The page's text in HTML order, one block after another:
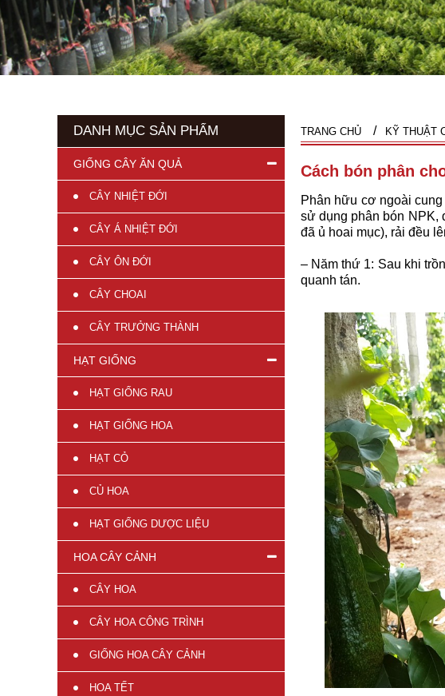
DANH MỤC SẢN PHẨM
GIỐNG CÂY ĂN QUẢ
CÂY NHIỆT ĐỚI
CÂY Á NHIỆT ĐỚI
CÂY ÔN ĐỚI
CÂY CHOAI
CÂY TRƯỞNG THÀNH
HẠT GIỐNG
HẠT GIỐNG RAU
HẠT GIỐNG HOA
HẠT CỎ
CỦ HOA
HẠT GIỐNG DƯỢC LIỆU
HOA CÂY CẢNH
CÂY HOA
CÂY HOA CÔNG TRÌNH
GIỐNG HOA CÂY CẢNH
HOA TẾT
TRANG CHỦ KỸ THUẬT
Cách bón phân
Phân hữu cơ ngoài
sử dụng phân bón NPK,
đã ủ hoai mục), rải đều
– Năm thứ 1: Sau khi
quanh tán.